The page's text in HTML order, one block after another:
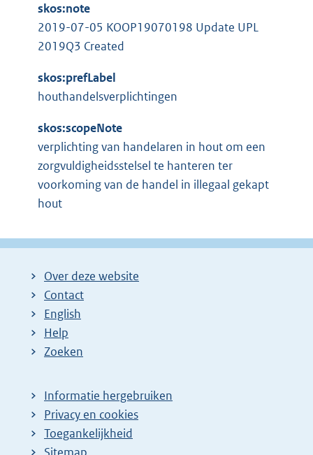
skos:note
2019-07-05 KOOP19070198 Update UPL
2019Q3 Created
skos:prefLabel
houthandelsverplichtingen
skos:scopeNote
verplichting van handelaren in hout om een
zorgvuldigheidsstelsel te hanteren ter
voorkoming van de handel in illegaal gekapt
hout
Over deze website
Contact
English
Help
Zoeken
Informatie hergebruiken
Privacy en cookies
Toegankelijkheid
Sitemap